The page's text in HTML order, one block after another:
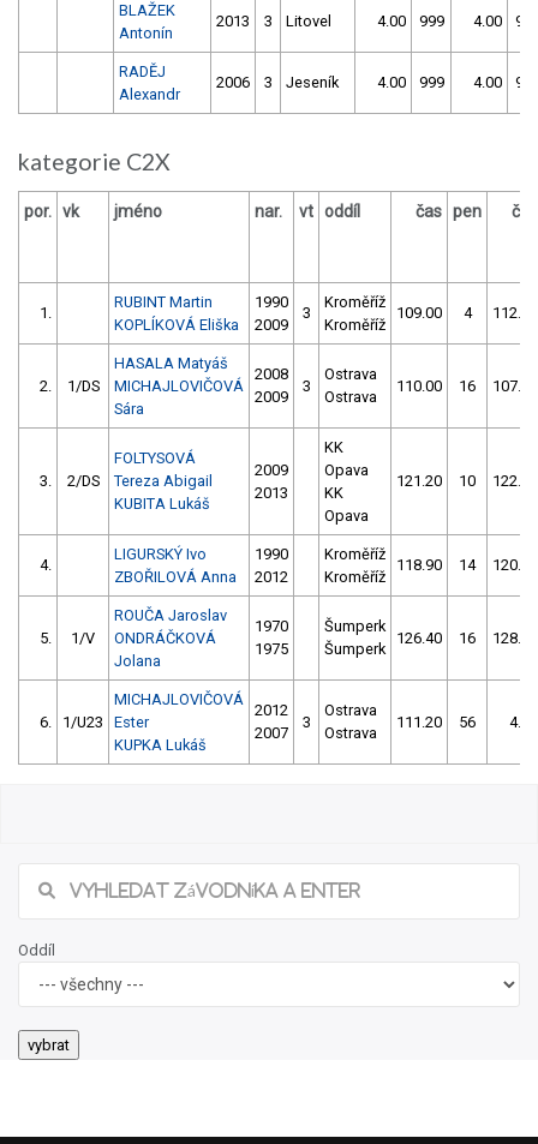
BLAŽEK
Antonín
2013 3 Litovel 4.00 999 4.00
RADĚJ
Alexandr
2006 3 Jeseník 4.00 999 4.00
kategorie C2X
por. vk jméno nar. vt oddíl čas pen čas
1.
RUBINT Martin
KOPLÍKOVÁ Eliška
1990
2009
3
Kroměříž
Kroměříž
109.00 4 112.80
2. 1/DS
HASALA Matyáš
MICHAJLOVIČOVÁ
Sára
2008
2009
3
Ostrava
Ostrava
110.00 16 107.00
3. 2/DS
FOLTYSOVÁ
Tereza Abigail
KUBITA Lukáš
2009
2013
KK
Opava
KK
Opava
121.20 10 122.40
4.
LIGURSKÝ Ivo
ZBOŘILOVÁ Anna
1990
2012
Kroměříž
Kroměříž
118.90 14 120.60
5. 1/V
ROUČA Jaroslav
ONDRÁČKOVÁ
Jolana
1970
1975
Šumperk
Šumperk
126.40 16 128.00
6. 1/U23
MICHAJLOVIČOVÁ
Ester
KUPKA Lukáš
2012
2007
3
Ostrava
Ostrava
111.20 56 4.00
Oddíl